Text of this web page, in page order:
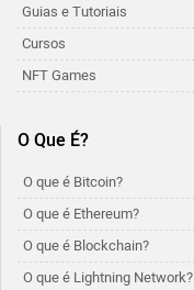
Guias e Tutoriais
Cursos
NFT Games
O Que É?
O que é Bitcoin?
O que é Ethereum?
O que é Blockchain?
O que é Lightning Network?